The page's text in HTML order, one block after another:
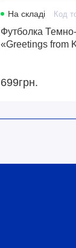
На складі Код
Футболка
«Greetings from
699грн.